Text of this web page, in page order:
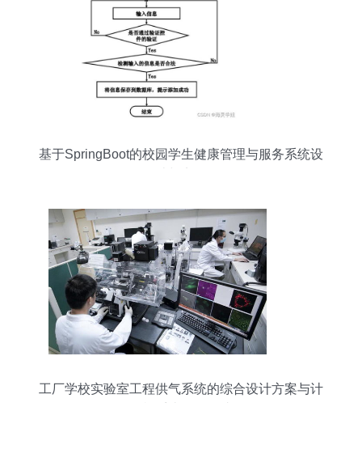
基于SpringBoot的校园学生健康管理与服务系统设
工厂学校实验室工程供气系统的综合设计方案与计